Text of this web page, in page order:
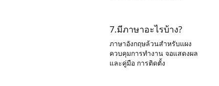
7.มีภาษาอะไรบ้าง?
ภาษาอังกฤษล้วนสำหรับแผง
ควบคุมการทำงาน จอแสดงผล
และคู่มือ การติดตั้ง